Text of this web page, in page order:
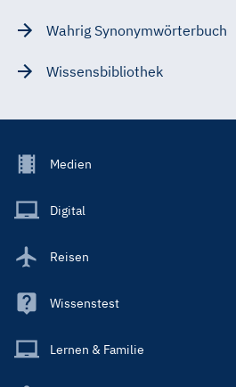
Wahrig Synonymwörterbuch
Wissensbibliothek
Footer
Main
Medien
Digital
Reisen
Wissenstest
Lernen & Familie